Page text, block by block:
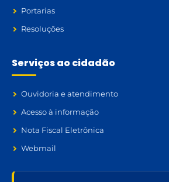
Portarias
Resoluções
Serviços ao cidadão
Ouvidoria e atendimento
Acesso à informação
Nota Fiscal Eletrônica
Webmail